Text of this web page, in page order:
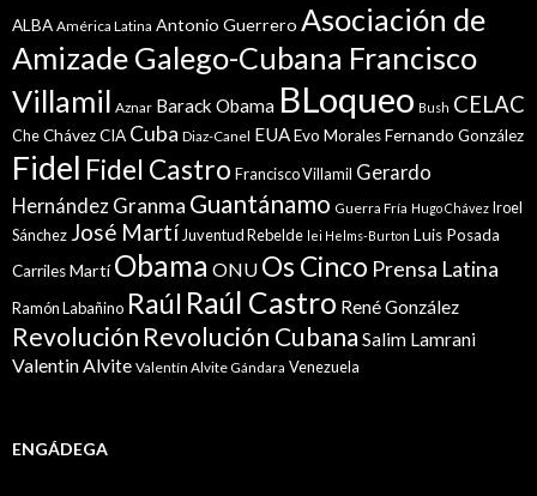
ALBA América Latina Antonio Guerrero Asociación de
Amizade Galego-Cubana Francisco
Villamil Aznar Barack Obama BLoqueo Bush CELAC
CheChávezCIA Cuba Diaz-Canel EUAEvo MoralesFernando González
Fidel Fidel Castro Francisco Villamil Gerardo
Hernández Granma Guantánamo Guerra Fría Hugo Chávez Iroel
Sánchez José Martí Juventud Rebelde lei Helms-Burton Luis Posada
CarrilesMartí Obama ONU Os Cinco Prensa Latina
Ramón Labañino Raúl Raúl Castro René González
Revolución Revolución Cubana Salim Lamrani
Valentin Alvite Valentín Alvite Gándara Venezuela
ENGÁDEGA